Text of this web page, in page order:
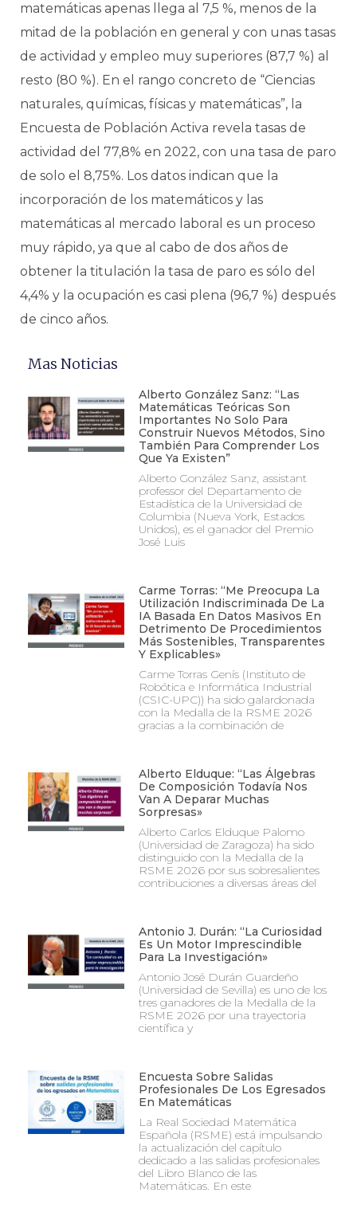
matemáticas apenas llega al 7,5 %, menos de la
mitad de la población en general y con unas tasas
de actividad y empleo muy superiores (87,7 %) al
resto (80 %). En el rango concreto de “Ciencias
naturales, químicas, físicas y matemáticas”, la
Encuesta de Población Activa revela tasas de
actividad del 77,8% en 2022, con una tasa de paro
de solo el 8,75%. Los datos indican que la
incorporación de los matemáticos y las
matemáticas al mercado laboral es un proceso
muy rápido, ya que al cabo de dos años de
obtener la titulación la tasa de paro es sólo del
4,4% y la ocupación es casi plena (96,7 %) después
de cinco años.
Mas Noticias
Alberto González Sanz: “Las
Matemáticas Teóricas Son
Importantes No Solo Para
Construir Nuevos Métodos, Sino
También Para Comprender Los
Que Ya Existen”
Alberto González Sanz, assistant
professor del Departamento de
Estadística de la Universidad de
Columbia (Nueva York, Estados
Unidos), es el ganador del Premio
José Luis
Carme Torras: “Me Preocupa La
Utilización Indiscriminada De La
IA Basada En Datos Masivos En
Detrimento De Procedimientos
Más Sostenibles, Transparentes
Y Explicables»
Carme Torras Genís (Instituto de
Robótica e Informática Industrial
(CSIC-UPC)) ha sido galardonada
con la Medalla de la RSME 2026
gracias a la combinación de
Alberto Elduque: “Las Álgebras
De Composición Todavía Nos
Van A Deparar Muchas
Sorpresas»
Alberto Carlos Elduque Palomo
(Universidad de Zaragoza) ha sido
distinguido con la Medalla de la
RSME 2026 por sus sobresalientes
contribuciones a diversas áreas del
Antonio J. Durán: “La Curiosidad
Es Un Motor Imprescindible
Para La Investigación»
Antonio José Durán Guardeño
(Universidad de Sevilla) es uno de los
tres ganadores de la Medalla de la
RSME 2026 por una trayectoria
científica y
Encuesta Sobre Salidas
Profesionales De Los Egresados
En Matemáticas
La Real Sociedad Matemática
Española (RSME) está impulsando
la actualización del capítulo
dedicado a las salidas profesionales
del Libro Blanco de las
Matemáticas. En este